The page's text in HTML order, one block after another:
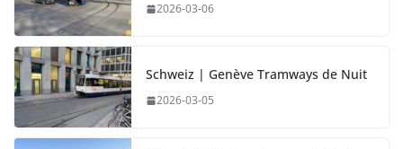
2026-03-06
Schweiz | Genève Tramways de Nuit
2026-03-05